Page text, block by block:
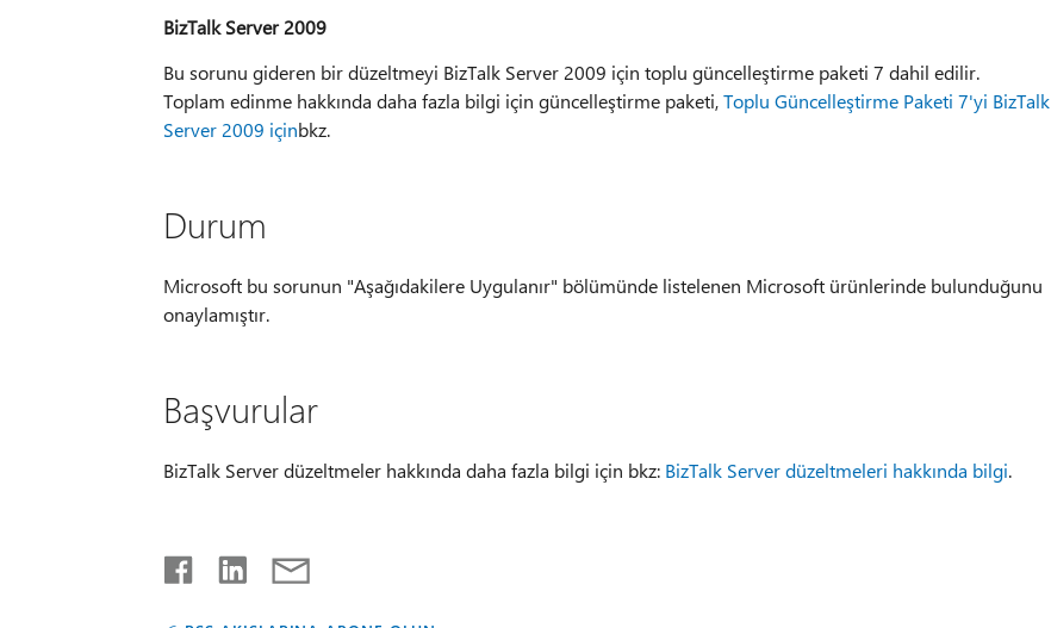
BizTalk Server 2009
Bu sorunu gideren bir düzeltmeyi BizTalk Server 2009 için toplu güncelleştirme paketi 7 dahil edilir.
Toplam edinme hakkında daha fazla bilgi için güncelleştirme paketi,Toplu Güncelleştirme Paketi 7'yi BizTalk
Server 2009 içinbkz.
Durum
Microsoft bu sorunun "Aşağıdakilere Uygulanır" bölümünde listelenen Microsoft ürünlerinde bulunduğunu
onaylamıştır.
Başvurular
BizTalk Server düzeltmeler hakkında daha fazla bilgi için bkz: BizTalk Server düzeltmeleri hakkında bilgi.